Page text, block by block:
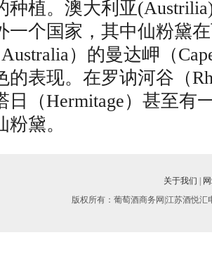
种植。澳大利亚
一个国家，其中仙粉黛
Australia）的曼达岬（
的表现。在罗讷河谷（
日（Hermitage）甚至有
黛。
关于我们
版权所有：葡萄酒商务网|江苏酒悦汇